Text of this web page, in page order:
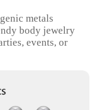
metals
body jewelry
events, or
and resistant to